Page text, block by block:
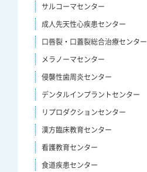
サルコーマセンター
成人先天性心疾患センター
口唇裂・口蓋裂総合治療センター
メラノーマセンター
侵襲性歯周炎センター
デンタルインプラントセンター
リプロダクションセンター
漢方臨床教育センター
看護教育センター
食道疾患センター